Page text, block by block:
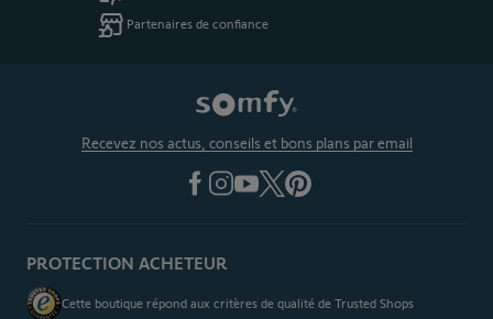
Partenaires de confiance
Recevez nos actus, conseils et bons plans par email
PROTECTION ACHETEUR
Cette boutique répond aux critères de qualité de Trusted Shops